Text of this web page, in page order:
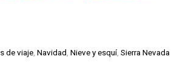
de viaje, Navidad Nieve y esquí, Sierra Nevada